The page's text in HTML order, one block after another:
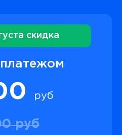
скидка
руб
руб